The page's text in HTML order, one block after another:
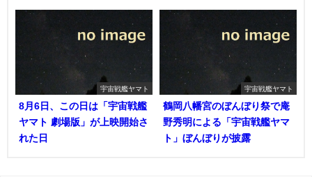
宇宙戦艦ヤマト
8月6日、この日は「宇宙戦艦
ヤマト 劇場版」が上映開始さ
れた日
宇宙戦艦ヤマト
鶴岡八幡宮のぼんぼり祭で庵
野秀明による「宇宙戦艦ヤマ
ト」ぼんぼりが披露